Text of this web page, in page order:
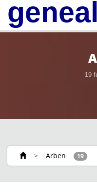
19
> Arben 19